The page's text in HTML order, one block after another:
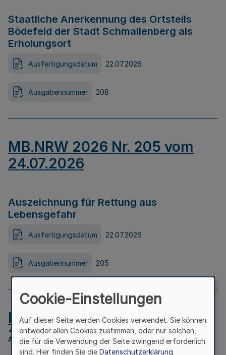
Staatliche Anerkennung des Ortsteils
Bödefeld der Stadt Schmallenberg als
Erholungsort
Ausfertigungsdatum 22.07.2026
Ausgabennummer 208
MB.NRW 2026 Nr. 205 vom
24.07.2026
Auszeichnung für Rettung aus
Lebensgefahr
Ausfertigungsdatum 22.07.2026
Ausgabennummer 205
MB.NRW 2026 Nr. 204 vom
24.07.2026
Cookie-Einstellungen
Auf dieser Seite werden Cookies verwendet. Sie können
entweder allen Cookies zustimmen, oder nur solchen,
die für die Verwendung der Seite zwingend erforderlich
sind. Hier finden Sie die Datenschutzerklärung